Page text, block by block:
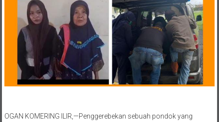
OGAN KOMERING ILIR,—Penggerebekan sebuah pondok yang